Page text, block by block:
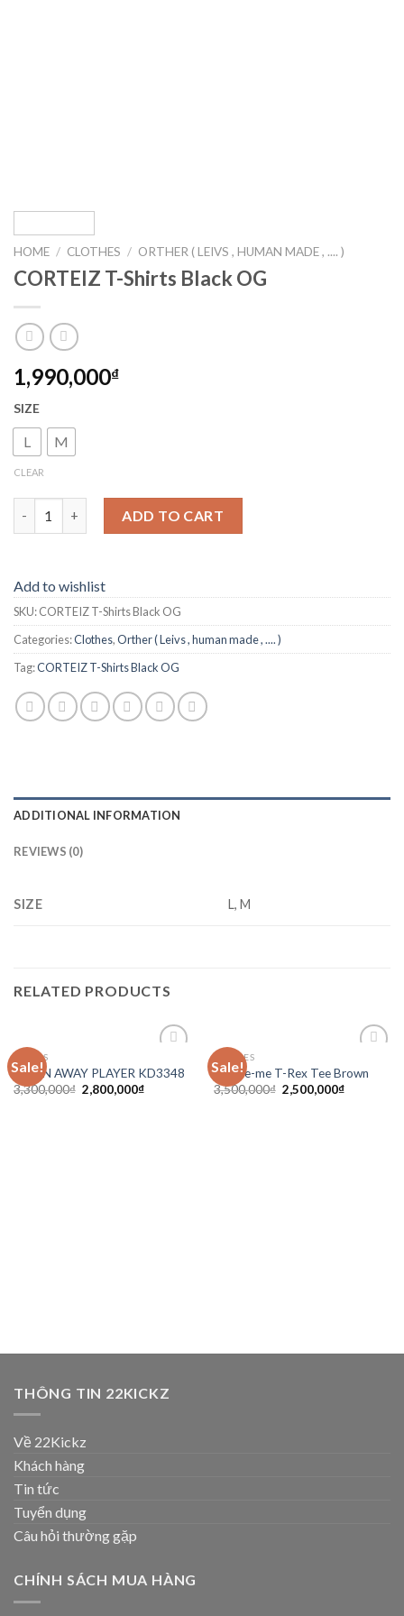
HOME / CLOTHES / ORTHER ( LEIVS , HUMAN MADE , .... )
CORTEIZ T-Shirts Black OG
1,990,000₫
SIZE
L M
CLEAR
ADD TO CART
Add to wishlist
SKU:CORTEIZ T-Shirts Black OG
Categories:Clothes,Orther ( Leivs , human made , .... )
Tag:CORTEIZ T-Shirts Black OG
ADDITIONAL INFORMATION
REVIEWS (0)
SIZE L, M
RELATED PRODUCTS
Sale!
wishlist
ADIDAS
JAPAN AWAY PLAYER KD3348
3,300,000₫ 2,800,000₫
Sale!
wishlist
CLOTHES
Sup-re-me T-Rex Tee Brown
3,500,000₫ 2,500,000₫
THÔNG TIN 22KICKZ
Về 22Kickz
Khách hàng
Tin tức
Tuyển dụng
Câu hỏi thường gặp
CHÍNH SÁCH MUA HÀNG